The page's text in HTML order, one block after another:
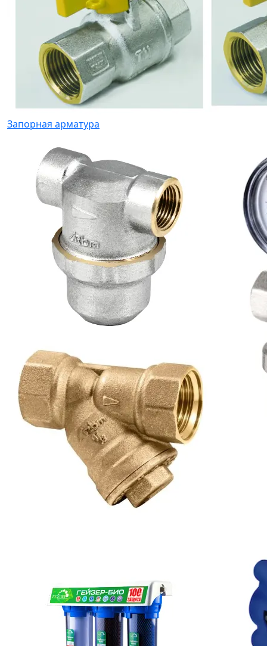
Запорная арматура